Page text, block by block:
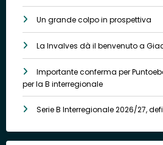
Un grande colpo in prospettiva
La Invalves dà il benvenuto a
Importante conferma per
per la B interregionale
Serie B Interregionale 2026/27,